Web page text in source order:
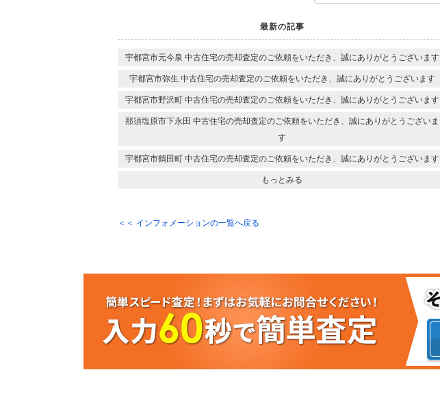
最新の記事
宇都宮市元今泉 中古住宅の売却査定のご依頼をいただき、誠にありがとうございます
宇都宮市弥生 中古住宅の売却査定のご依頼をいただき、誠にありがとうございます
宇都宮市野沢町 中古住宅の売却査定のご依頼をいただき、誠にありがとうございます
那須塩原市下永田 中古住宅の売却査定のご依頼をいただき、誠にありがとうございま
す
宇都宮市鶴田町 中古住宅の売却査定のご依頼をいただき、誠にありがとうございます
もっとみる
＜＜ インフォメーションの一覧へ戻る